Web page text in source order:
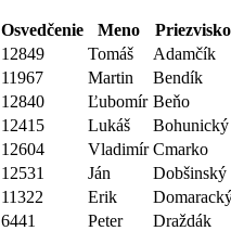
Osvedčenie Meno
Priezvisko
12849
Tomáš
Adamčík
11967
Martin
Bendík
12840
Ľubomír Beňo
12415
Lukáš
Bohunický
12604
Vladimír Cmarko
12531
Ján
Dobšinský
11322
Erik
6441
Peter
Draždák